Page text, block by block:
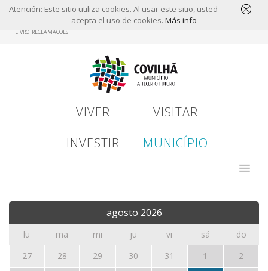
Atención: Este sitio utiliza cookies. Al usar este sitio, usted
acepta el uso de cookies. Más info
_LIVRO_RECLAMACOES
VIVER
VISITAR
INVESTIR
MUNICÍPIO
agosto 2026
lu ma mi ju vi sá
do
27
28 29 30 31 1
2